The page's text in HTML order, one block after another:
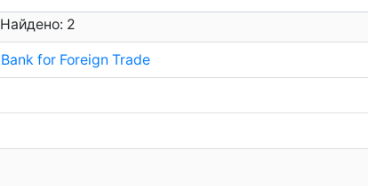
Найдено: 2
Bank for Foreign Trade